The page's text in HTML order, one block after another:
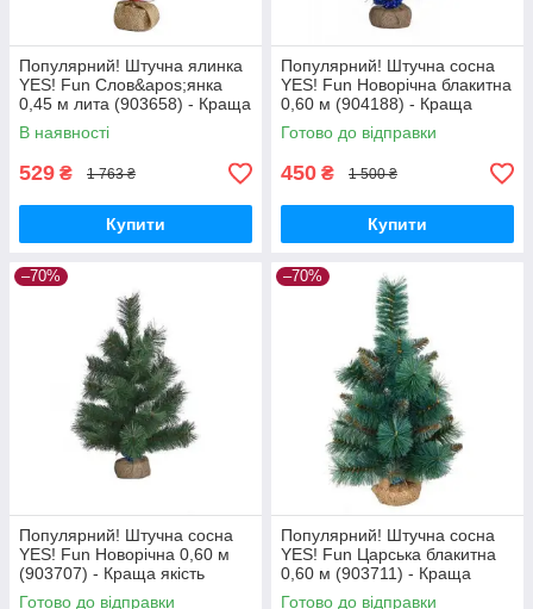
Популярний! Штучна ялинка
YES! Fun Слов&apos;янка
0,45 м лита (903658) - Краща
якість тільки на
Nukleon.com.ua
В наявності
529 ₴ 1 763 ₴
Купити
Популярний! Штучна сосна
YES! Fun Новорічна блакитна
0,60 м (904188) - Краща
якість тільки на
Nukleon.com.ua
Готово до відправки
450 ₴ 1 500 ₴
Купити
–70%
Популярний! Штучна сосна
YES! Fun Новорічна 0,60 м
(903707) - Краща якість
тільки на Nukleon.com.ua
Готово до відправки
–70%
Популярний! Штучна сосна
YES! Fun Царська блакитна
0,60 м (903711) - Краща
якість тільки на
Готово до відправки